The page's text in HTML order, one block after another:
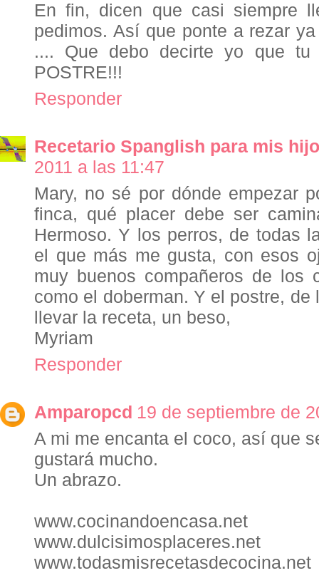
En fin, dicen que casi siempre
pedimos. Así que ponte a rezar
.... Que debo decirte yo que tu
POSTRE!!!
Responder
Recetario Spanglish para mis
2011 a las 11:47
Mary, no sé por dónde empezar
finca, qué placer debe ser
Hermoso. Y los perros, de todas
el que más me gusta, con esos
muy buenos compañeros de los
como el doberman. Y el postre,
llevar la receta, un beso,
Myriam
Responder
Amparopcd 19 de septiembre de
A mi me encanta el coco, así que
gustará mucho.
Un abrazo.
www.cocinandoencasa.net
www.dulcisimosplaceres.net
www.todasmisrecetasdecocina.net